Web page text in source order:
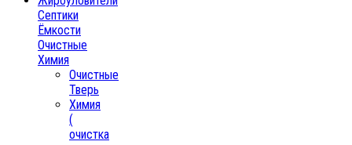
Септики
Ёмкости
Очистные
Химия
Очистные
Тверь
Химия
(
очистка